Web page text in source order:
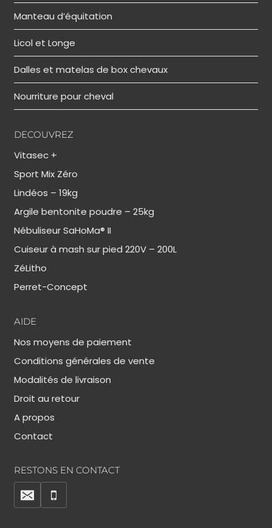
Manteau d’équitation
Licol et Longe
Dalles et matelas de box chevaux
Nourriture pour cheval
DECOUVREZ
Vitasec +
Sport Mix Zéro
Lindéos – 19kg
Argile bentonite poudre – 25kg
Nébuliseur SaHoMa® II
Cuiseur à mash sur pied 220V – 200L
ZéLitho
Perret-Concept
AIDE
Nos moyens de paiement
Conditions générales de vente
Modalités de livraison
Droit au retour
A propos
Contact
RESTONS EN CONTACT